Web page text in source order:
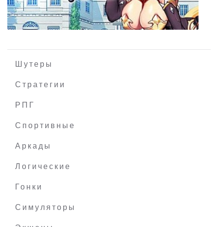
Шутеры
Стратегии
РПГ
Спортивные
Аркады
Логические
Гонки
Симуляторы